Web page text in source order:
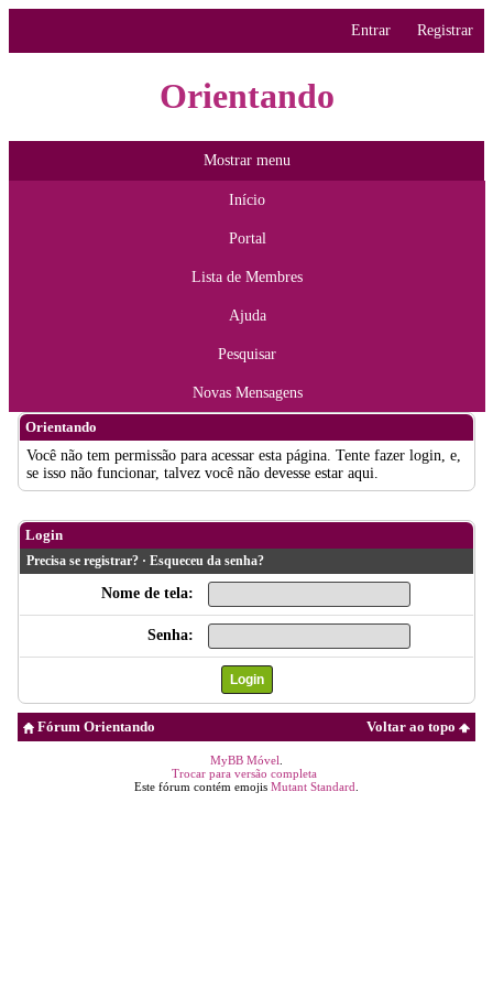
Entrar Registrar
Orientando
Mostrar menu
Início
Portal
Lista de Membres
Ajuda
Pesquisar
Novas Mensagens
Orientando
Você não tem permissão para acessar esta página. Tente fazer login, e,
se isso não funcionar, talvez você não devesse estar aqui.
Login
Precisa se registrar? · Esqueceu da senha?
Nome de tela:
Senha:
Voltar ao topo
Fórum Orientando
MyBB Móvel
Trocar para versão completa
Este fórum contém emojis Mutant Standard